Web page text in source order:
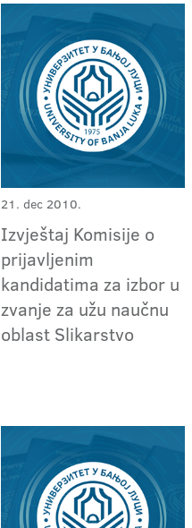
21. dec 2010.
Izvještaj Komisije o
prijavljenim
kandidatima za izbor u
zvanje za užu naučnu
oblast Slikarstvo